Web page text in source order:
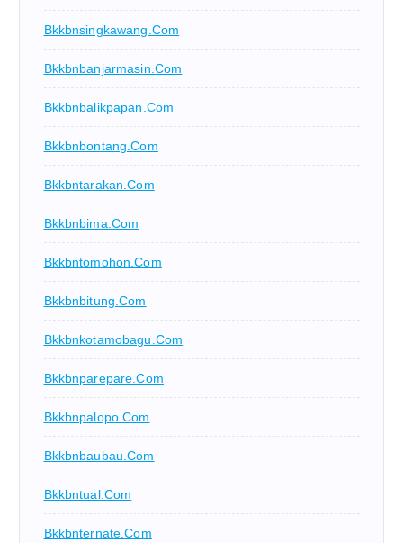
Bkkbnsingkawang.com
Bkkbnbanjarmasin.com
Bkkbnbalikpapan.com
Bkkbnbontang.com
Bkkbntarakan.com
Bkkbnbima.com
Bkkbntomohon.com
Bkkbnbitung.com
Bkkbnkotamobagu.com
Bkkbnparepare.com
Bkkbnpalopo.com
Bkkbnbaubau.com
Bkkbntual.com
Bkkbnternate.com